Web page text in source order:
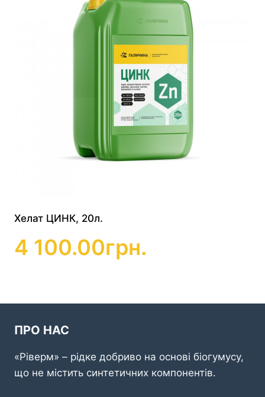
Хелат ЦИНК, 20л.
4 100.00грн.
ПРО НАС
«Ріверм» – рідке добриво на основі біогумусу,
що не містить синтетичних компонентів.